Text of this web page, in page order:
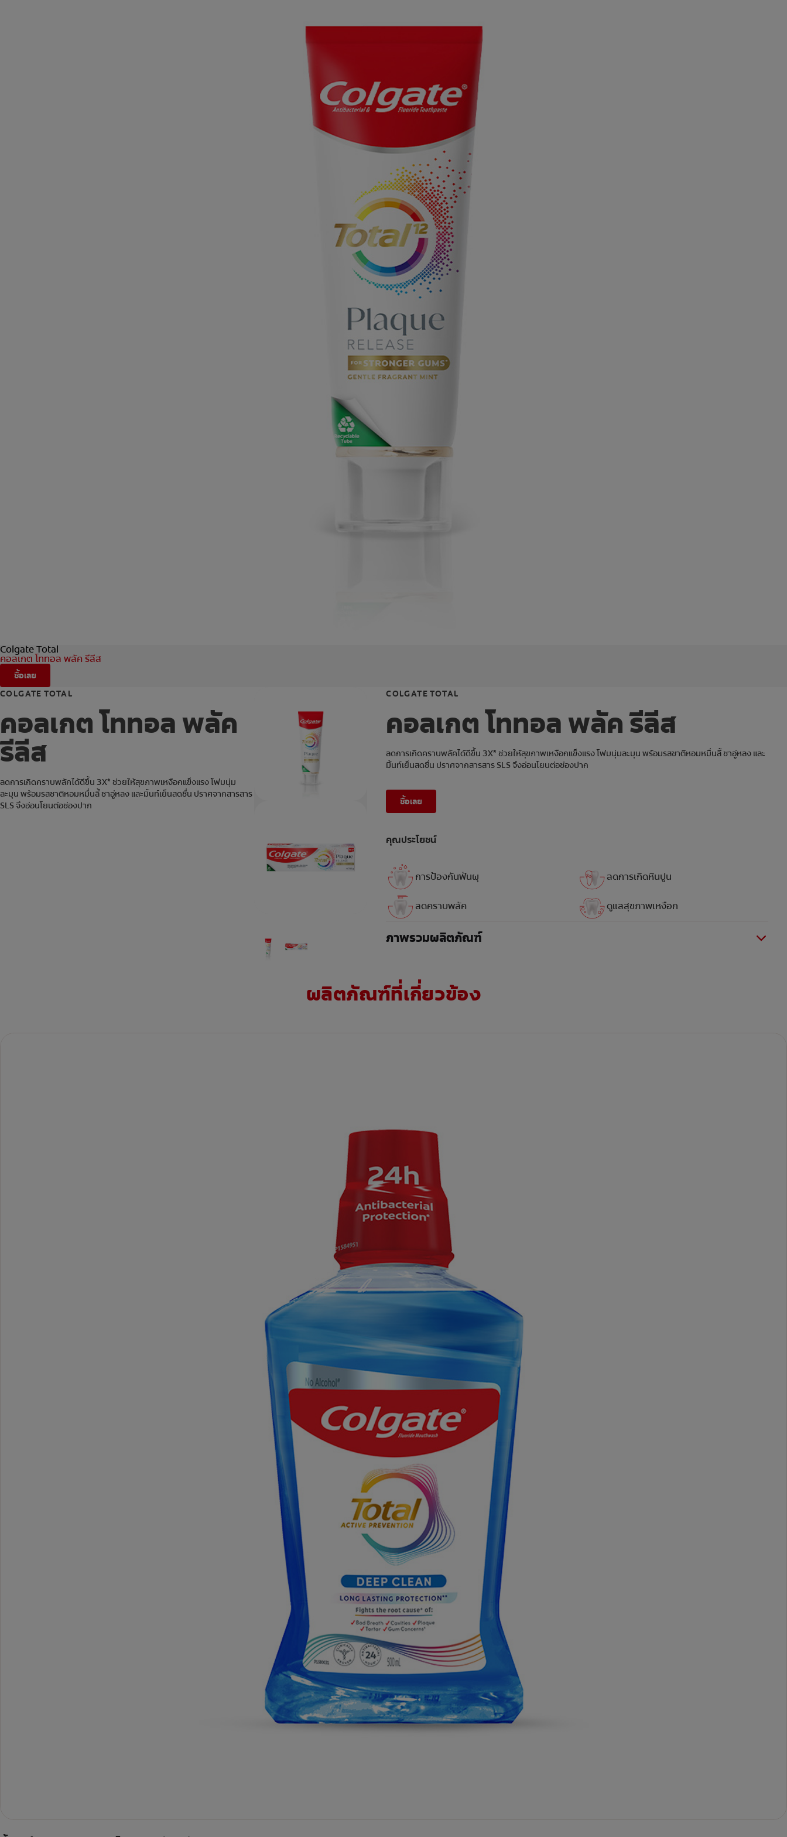
Colgate Total
คอลเกต โททอล พลัค รีลีส
ซื้อเลย
COLGATE TOTAL
คอลเกต โททอล พลัค
รีลีส
ลดการเกิดคราบพลัคได้ดีขึ้น 3X* ช่วยให้สุขภาพเหงือกแข็งแรง โฟมนุ่ม
ละมุน พร้อมรสชาติหอมหมื่นลี้ ชาอู่หลง และมิ้นท์เย็นสดชื่น ปราศจากสารสาร
SLS จึงอ่อนโยนต่อช่องปาก
COLGATE TOTAL
คอลเกต โททอล พลัค รีลีส
ลดการเกิดคราบพลัคได้ดีขึ้น 3X* ช่วยให้สุขภาพเหงือกแข็งแรง โฟมนุ่มละมุน พร้อมรสชาติหอมหมื่นลี้ ชาอู่หลง และ
มิ้นท์เย็นสดชื่น ปราศจากสารสาร SLS จึงอ่อนโยนต่อช่องปาก
ซื้อเลย
คุณประโยชน์
การป้องกันฟันผุ ลดการเกิดหินปูน
ลดคราบพลัค ดูแลสุขภาพเหงือก
ภาพรวมผลิตภัณฑ์
ผลิตภัณฑ์ที่เกี่ยวข้อง